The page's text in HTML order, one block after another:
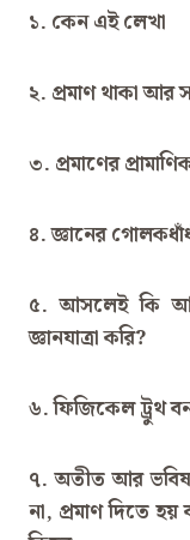
১. কেন এই লেখা
২. প্রমাণ থাকা
৩. প্রমাণের
৪. জ্ঞানের
৫. আসলেই কি
জ্ঞানযাত্রা করি?
৬. ফিজিকেল ট্রুথ
৭. অতীত আর
না, প্রমাণ দিতে